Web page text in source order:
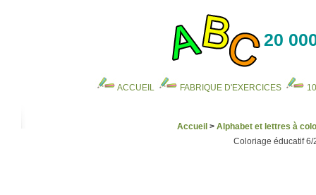
20
ACCUEIL FABRIQUE D'EXERCICES
Accueil > Alphabet et lettres à
Coloriage éducatif 6/